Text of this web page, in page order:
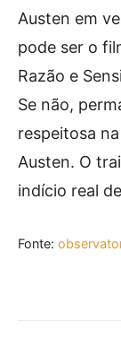
Austen em
pode ser o
Razão e
Se não,
respeitosa
Austen. O
indício real
Fonte: